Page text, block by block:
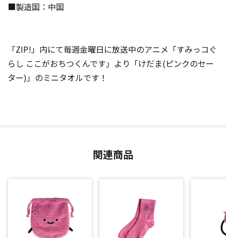
■製造国：中国
「ZIP!」内にて毎週金曜日に放送中のアニメ「すみっコぐ
らし ここがおちつくんです」より「けだま(ピンクのセー
ター)」のミニタオルです！
関連商品